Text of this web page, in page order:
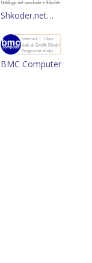
Shkoder.net…
BMC Computer